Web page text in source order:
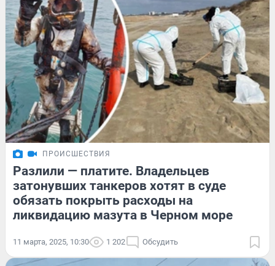
ПРОИСШЕСТВИЯ
Разлили — платите. Владельцев
затонувших танкеров хотят в суде
обязать покрыть расходы на
ликвидацию мазута в Черном море
11 марта, 2025, 10:30 1 202 Обсудить